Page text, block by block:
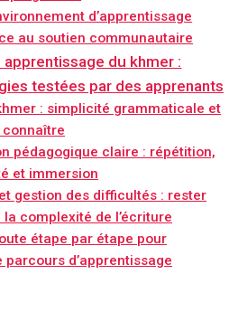
d’apprentissage
au soutien communautaire
du khmer :
testées par des apprenants
: simplicité grammaticale et
pédagogique claire : répétition,
et immersion
gestion des difficultés : rester
complexité de l’écriture
étape par étape pour
d’apprentissage